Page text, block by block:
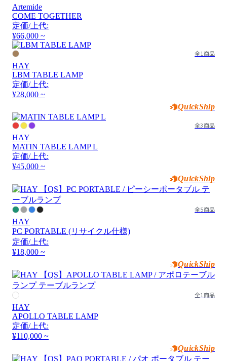
Artemide
COME TOGETHER
定価/上代:
¥66,000 ~
全1商品
HAY
LBM TABLE LAMP
定価/上代:
¥28,000 ~
QuickShip
全3商品
HAY
MATIN TABLE LAMP L
定価/上代:
¥45,000 ~
QuickShip
全5商品
HAY
PC PORTABLE (リサイクル仕様)
定価/上代:
¥18,000 ~
QuickShip
全1商品
HAY
APOLLO TABLE LAMP
定価/上代:
¥110,000 ~
QuickShip